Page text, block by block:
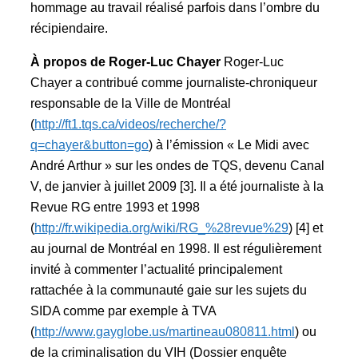
hommage au travail réalisé parfois dans l’ombre du
récipiendaire.
À propos de Roger-Luc Chayer Roger-Luc
Chayer a contribué comme journaliste-chroniqueur
responsable de la Ville de Montréal
(http://ft1.tqs.ca/videos/recherche/?
q=chayer&button=go) à l’émission « Le Midi avec
André Arthur » sur les ondes de TQS, devenu Canal
V, de janvier à juillet 2009 [3]. Il a été journaliste à la
Revue RG entre 1993 et 1998
(http://fr.wikipedia.org/wiki/RG_%28revue%29) [4] et
au journal de Montréal en 1998. Il est régulièrement
invité à commenter l’actualité principalement
rattachée à la communauté gaie sur les sujets du
SIDA comme par exemple à TVA
(http://www.gayglobe.us/martineau080811.html ) ou
de la criminalisation du VIH (Dossier enquête